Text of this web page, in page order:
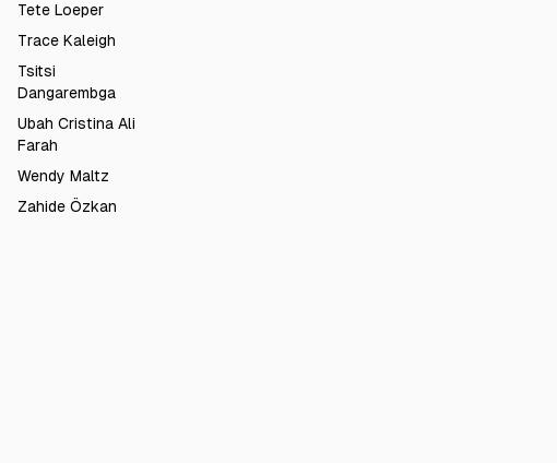
Tete Loeper
Trace Kaleigh
Tsitsi
Dangarembga
Ubah Cristina Ali
Farah
Wendy Maltz
Zahide Özkan